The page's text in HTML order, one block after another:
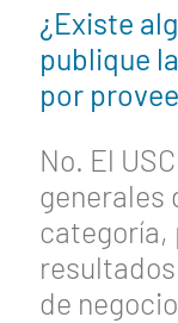
¿Existe
publique
por
No. El
generales
categoría,
de